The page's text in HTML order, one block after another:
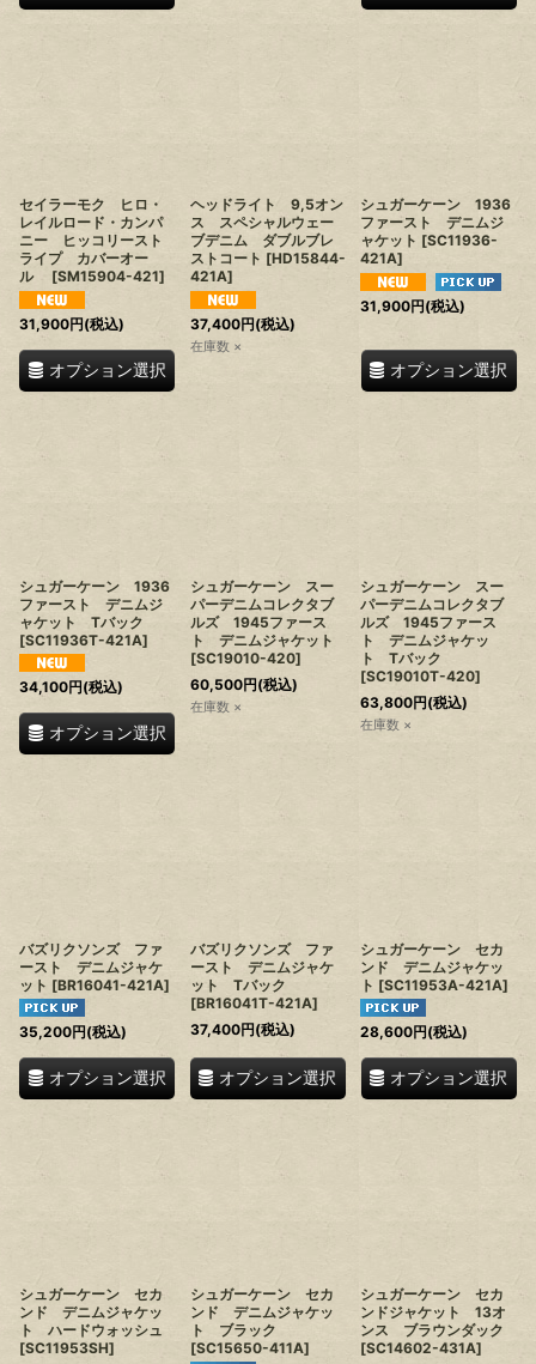
セイラーモク ヒロ・
レイルロード・カンパ
ニー ヒッコリースト
ライプ カバーオー
ル
[SM15904-421]
31,900円(税込)
オプション選択
ヘッドライト 9,5オン
ス スペシャルウェー
ブデニム ダブルブレ
ストコート [HD15844-
421A]
37,400円(税込)
在庫数 ×
シュガーケーン 1936
ファースト デニムジ
ャケット [SC11936-
421A]
31,900円(税込)
オプション選択
シュガーケーン 1936
ファースト デニムジ
ャケット Tバック
[SC11936T-421A]
34,100円(税込)
オプション選択
シュガーケーン スー
パーデニムコレクタブ
ルズ 1945ファース
ト デニムジャケット
[SC19010-420]
60,500円(税込)
在庫数 ×
シュガーケーン スー
パーデニムコレクタブ
ルズ 1945ファース
ト デニムジャケッ
ト Tバック
[SC19010T-420]
63,800円(税込)
在庫数 ×
バズリクソンズ ファ
ースト デニムジャケ
ット [BR16041-421A]
35,200円(税込)
オプション選択
バズリクソンズ ファ
ースト デニムジャケ
ット Tバック
[BR16041T-421A]
37,400円(税込)
オプション選択
シュガーケーン セカ
ンド デニムジャケッ
ト [SC11953A-421A]
28,600円(税込)
オプション選択
シュガーケーン セカ
ンド デニムジャケッ
ト ハードウォッシュ
[SC11953SH]
シュガーケーン セカ
ンド デニムジャケッ
ト ブラック
[SC15650-411A]
シュガーケーン セカ
ンドジャケット 13オ
ンス ブラウンダック
[SC14602-431A]